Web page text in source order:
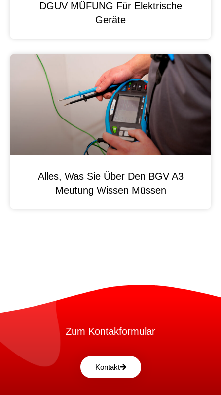
DGUV MÜFUNG Für Elektrische
Geräte
Alles, Was Sie Über Den BGV A3
Meutung Wissen Müssen
Zum Kontakformular
Kontakt